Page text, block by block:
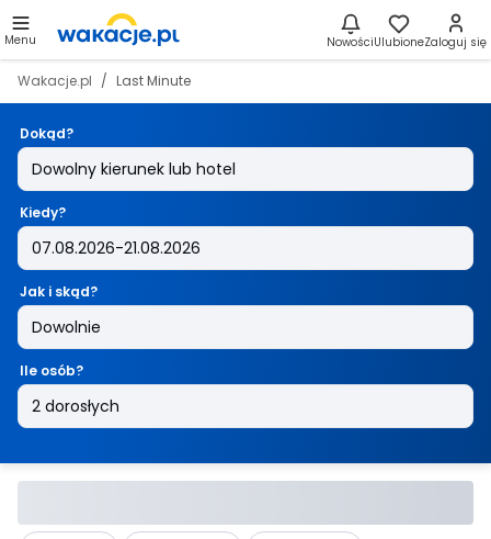
Menu NowościUlubioneZaloguj się
Wakacje.pl Last Minute
Dokąd?
Kiedy?
Jak i skąd?
Ile osób?